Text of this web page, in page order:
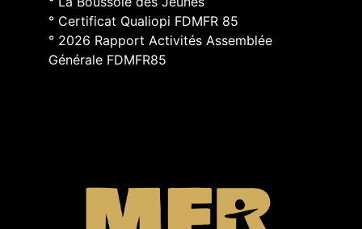
° Certificat Qualiopi FDMFR 85
° 2026 Rapport Activités Assemblée
Générale FDMFR85